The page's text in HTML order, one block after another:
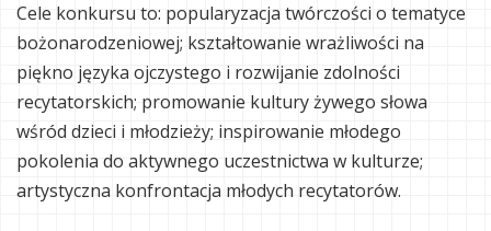
Cele konkursu to: popularyzacja twórczości o tematyce
bożonarodzeniowej; kształtowanie wrażliwości na
piękno języka ojczystego i rozwijanie zdolności
recytatorskich; promowanie kultury żywego słowa
wśród dzieci i młodzieży; inspirowanie młodego
pokolenia do aktywnego uczestnictwa w kulturze;
artystyczna konfrontacja młodych recytatorów.